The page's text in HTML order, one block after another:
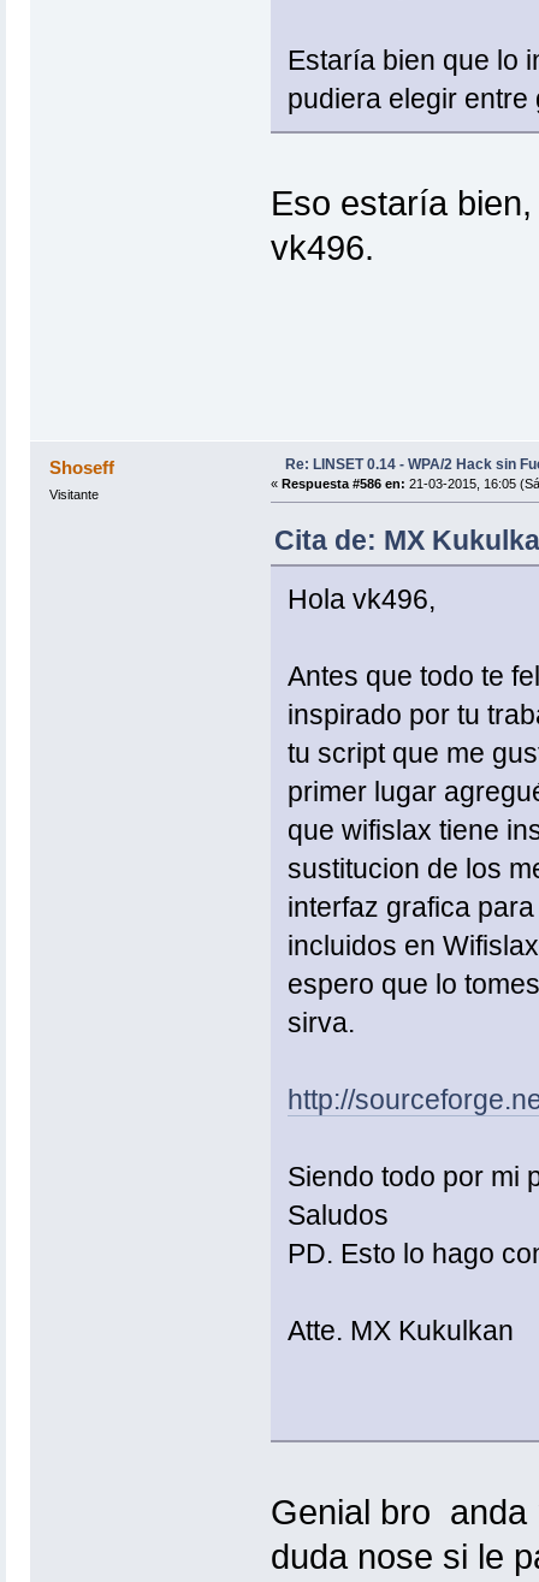
Estaría bien que lo
pudiera elegir
Eso estaría
vk496.
Shoseff
Visitante
Re: LINSET 0.14 - WPA/2 Hack sin
« Respuesta #586 en: 21-03-2015, 16:05
Cita de: MX
Hola vk496,
Antes que todo te
inspirado por tu
tu script que me
primer lugar
que wifislax tiene
sustitucion de los
interfaz grafica
incluidos en
espero que lo
sirva.
http://
Siendo todo por mi
Saludos
PD. Esto lo hago
Atte. MX Kukulkan
Genial bro anda
duda nose si le